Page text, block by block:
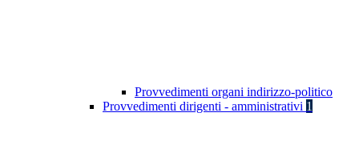
Provvedimenti organi indirizzo-politico
Provvedimenti dirigenti - amministrativi 1